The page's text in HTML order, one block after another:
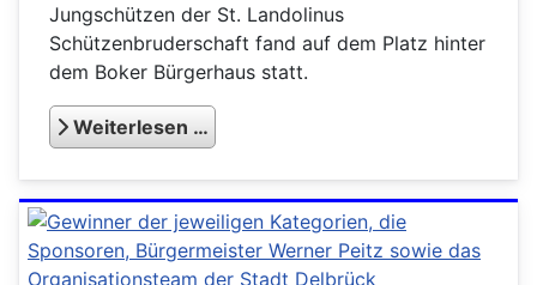
Jungschützen der St. Landolinus
Schützenbruderschaft fand auf dem Platz hinter
dem Boker Bürgerhaus statt.
Weiterlesen …